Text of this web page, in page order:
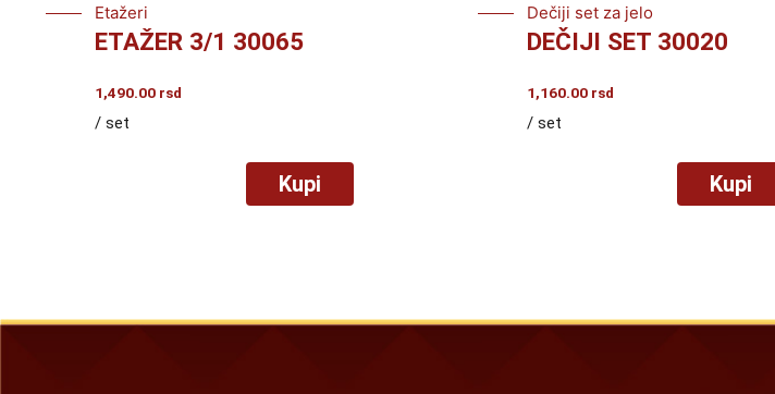
Etažeri
ETAŽER 3/1 30065
1,490.00 rsd
/ set
Kupi
Dečiji set za jelo
DEČIJI SET 30020
1,160.00rsd
/ set
Kupi